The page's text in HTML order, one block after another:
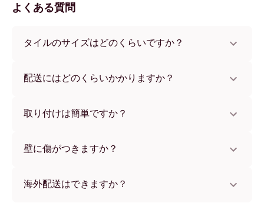
よくある質問
タイルのサイズはどのくらいですか？
フレームカラーからお選びいただけます。
配送にはどのくらいかかりますか？
用いただけます。ご注文後、追跡番号をお知らせします。
取り付けは簡単ですか？
をつけないため、賃貸のお部屋でも安心してお使いいただ
壁に傷がつきますか？
海外配送はできますか？